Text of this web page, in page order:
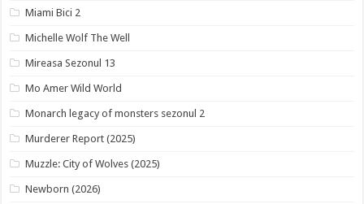
Miami Bici 2
Michelle Wolf The Well
Mireasa Sezonul 13
Mo Amer Wild World
Monarch legacy of monsters sezonul 2
Murderer Report (2025)
Muzzle: City of Wolves (2025)
Newborn (2026)